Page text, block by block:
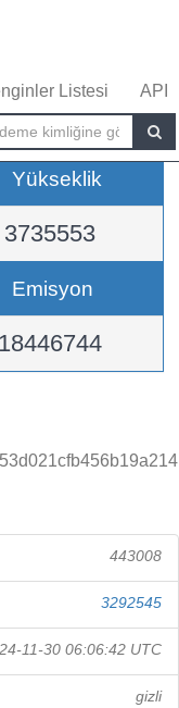
Listesi API
Yükseklik
3735553
Emisyon
18446744
443008
3292545
11-30 06:06:42 UTC
gizli